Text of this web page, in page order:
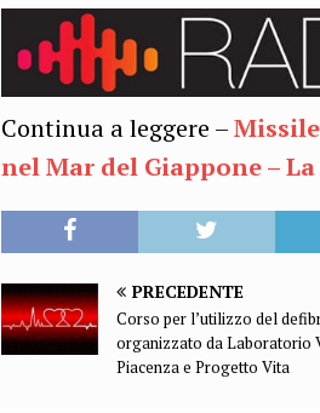
Continua a leggere –
nel Mar del Giappone –
PRECEDENTE
Corso per l’utilizzo del
organizzato da Laboratorio
Piacenza e Progetto Vita